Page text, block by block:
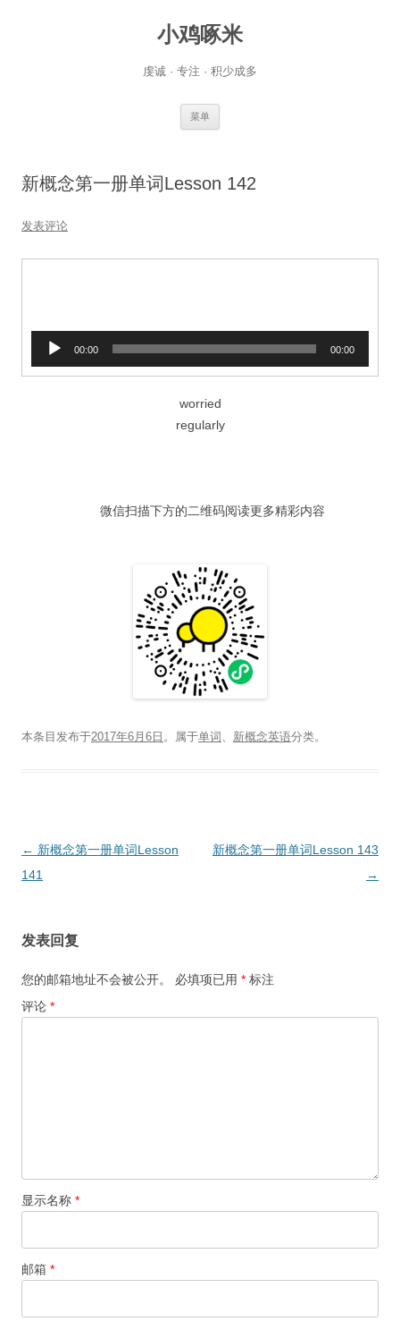
小鸡啄米
虔诚 · 专注 · 积少成多
菜单
新概念第一册单词Lesson 142
发表评论
播
00:00 00:00
worried
regularly
微信扫描下方的二维码阅读更多精彩内容
本条目发布于2017年6月6日 。属于单词 、 新概念英语分类。
文
章
← 新概念第一册单词Lesson
141
新概念第一册单词Lesson 143
→
发表回复
您的邮箱地址不会被公开。 必填项已用 * 标注
评论 *
显示名称 *
邮箱 *